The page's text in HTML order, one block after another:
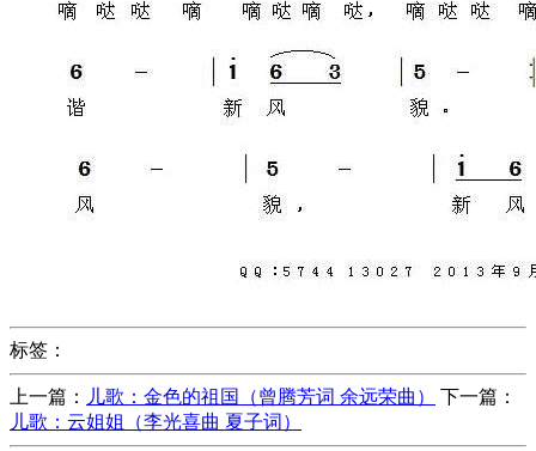
标签：
上一篇： 儿歌：金色的祖国（曾腾芳词 余远荣曲）
下一篇：
儿歌：云姐姐（李光喜曲 夏子词）